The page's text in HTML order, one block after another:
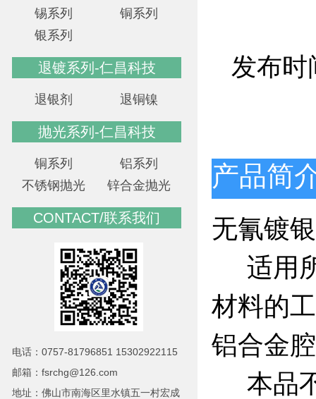
锡系列
铜系列
银系列
退镀系列-仁昌科技
退银剂 退铜镍
抛光系列-仁昌科技
铜系列
铝系列
不锈钢抛光
锌合金抛光
CONTACT/联系我们
电话：0757-81796851 15302922115
邮箱：fsrchg@126.com
地址：佛山市南海区里水镇五一村宏成
发布时
产品简
无氰镀
适用所
材料的
铝合金
本品不